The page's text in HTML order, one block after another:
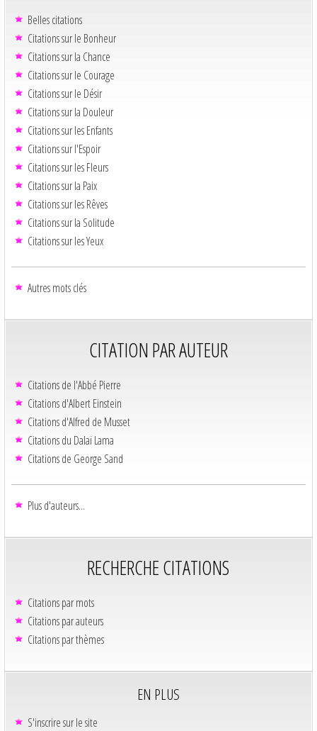
Belles citations
Citations sur le Bonheur
Citations sur la Chance
Citations sur le Courage
Citations sur le Désir
Citations sur la Douleur
Citations sur les Enfants
Citations sur l'Espoir
Citations sur les Fleurs
Citations sur la Paix
Citations sur les Rêves
Citations sur la Solitude
Citations sur les Yeux
Autres mots clés
CITATION PAR AUTEUR
Citations de l'Abbé Pierre
Citations d'Albert Einstein
Citations d'Alfred de Musset
Citations du Dalaï Lama
Citations de George Sand
Plus d'auteurs...
RECHERCHE CITATIONS
Citations par mots
Citations par auteurs
Citations par thèmes
EN PLUS
S'inscrire sur le site